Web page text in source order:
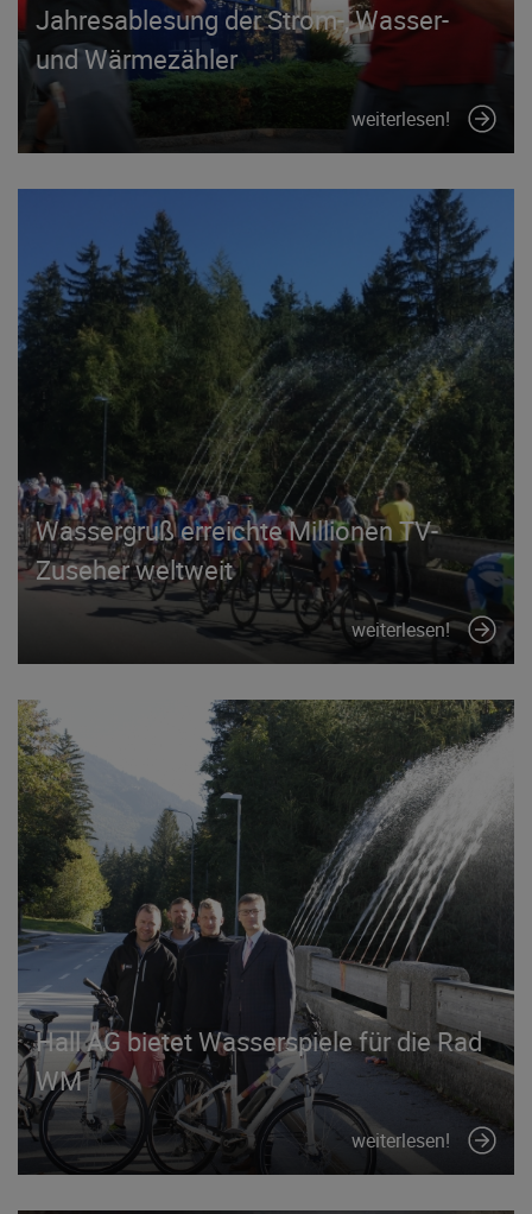
Jahresablesung der Strom-, Wasser-
und Wärmezähler
weiterlesen!
Wassergruß erreichte Millionen TV-
Zuseher weltweit
weiterlesen!
Hall AG bietet Wasserspiele für die Rad
WM
weiterlesen!